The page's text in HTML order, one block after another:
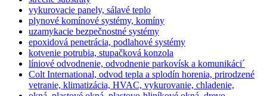
vykurovacie panely, sálavé teplo
plynové komínové systémy, komíny
uzamykacie bezpečnostné systémy
epoxidová penetrácia, podlahové systémy
kotvenie potrubia, stupačková konzola
líniové odvodnenie, odvodnenie parkovísk a komunikáci´
Colt International, odvod tepla a splodín horenia, prirodzené
vetranie, klimatizácia, HVAC, vykurovanie, chladenie,